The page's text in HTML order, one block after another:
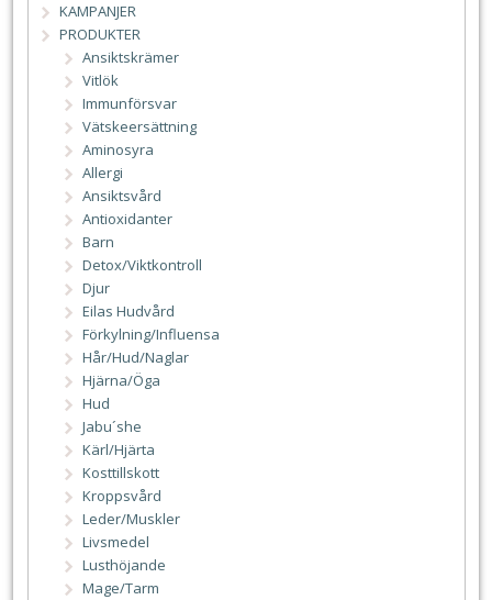
KAMPANJER
PRODUKTER
Ansiktskrämer
Vitlök
Immunförsvar
Vätskeersättning
Aminosyra
Allergi
Ansiktsvård
Antioxidanter
Barn
Detox/Viktkontroll
Djur
Eilas Hudvård
Förkylning/Influensa
Hår/Hud/Naglar
Hjärna/Öga
Hud
Jabu´she
Kärl/Hjärta
Kosttillskott
Kroppsvård
Leder/Muskler
Livsmedel
Lusthöjande
Mage/Tarm